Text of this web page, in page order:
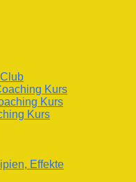
Kurs
Kurs
Kurs
Effekte